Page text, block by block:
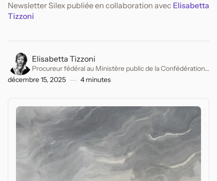
Newsletter Silex publiée en collaboration avec Elisabetta
Tizzoni
Elisabetta Tizzoni
Procureur fédéral au Ministère public de la Confédération.
Ancien avocat spécialisé en droit pénal.
décembre 15, 2025 4 minutes